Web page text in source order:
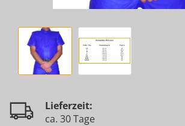
Lieferzeit:
ca. 30 Tage